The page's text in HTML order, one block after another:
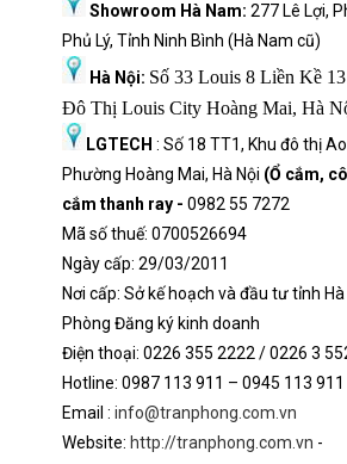
Showroom Hà Nam: 277 Lê Lợi,
Phủ Lý, Tỉnh Ninh Bình (Hà Nam cũ)
Hà Nội: Số 33 Louis 8 Liền Kề
Đô Thị Louis City Hoàng Mai, Hà
LGTECH : Số 18 TT1, Khu đô thị
Phường Hoàng Mai, Hà Nội (Ổ cắm,
cắm thanh ray - 0982 55 7272
Mã số thuế: 0700526694
Ngày cấp: 29/03/2011
Nơi cấp: Sở kế hoạch và đầu tư tỉnh
Phòng Đăng ký kinh doanh
Điện thoại: 0226 355 2222 / 0226 3
Hotine: 0987 113 911 – 0945 113 911
Email : info@tranphong.com.vn
Website: http://tranphong.com.vn -